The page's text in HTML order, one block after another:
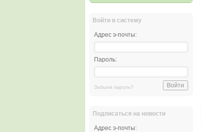
Войти в систему
Адрес э-почты:
Пароль:
Забыли пароль?
Подписаться на новости
Адрес э-почты: